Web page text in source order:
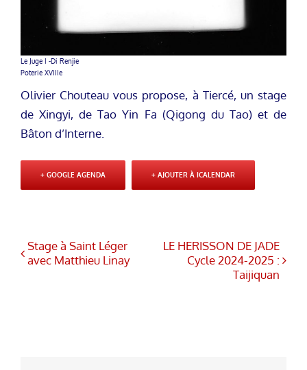
Le Juge I -Di Renjie
Poterie XVIIIe
Olivier Chouteau vous propose, à Tiercé, un stage
de Xingyi, de Tao Yin Fa (Qigong du Tao) et de
Bâton d’Interne.
+ GOOGLE AGENDA + AJOUTER À ICALENDAR
Stage à Saint Léger
avec Matthieu Linay
LE HERISSON DE JADE
Cycle 2024-2025 :
Taijiquan